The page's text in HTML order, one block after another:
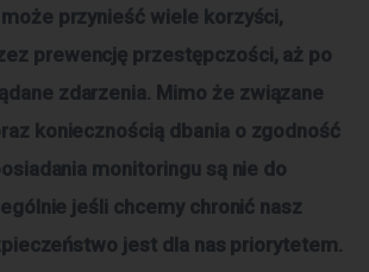
przynieść wiele korzyści,
prewencję przestępczości, aż po
zdarzenia. Mimo że związane
koniecznością dbania o zgodność
monitoringu są nie do
jeśli chcemy chronić nasz
jest dla nas priorytetem.